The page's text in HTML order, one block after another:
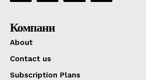
Компани
About
Contact us
Subscription Plans